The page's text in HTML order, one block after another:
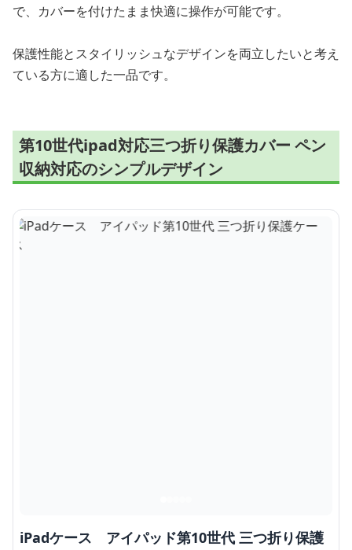
で、カバーを付けたまま快適に操作が可能です。
保護性能とスタイリッシュなデザインを両立したいと考え
ている方に適した一品です。
第10世代ipad対応三つ折り保護カバー ペン
収納対応のシンプルデザイン
iPadケース アイパッド第10世代 三つ折り保護